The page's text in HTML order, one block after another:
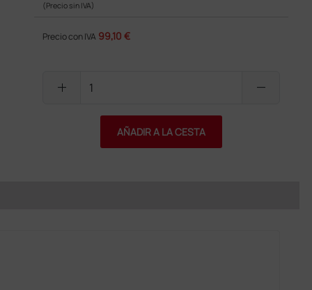
(Precio sin IVA)
Precio con IVA 99,10 €
add remove
AÑADIR A LA CESTA